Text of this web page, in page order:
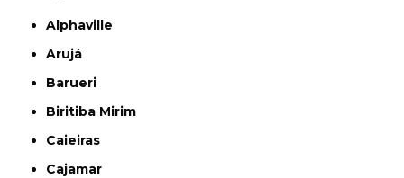
Alphaville
Arujá
Barueri
Biritiba Mirim
Caieiras
Cajamar